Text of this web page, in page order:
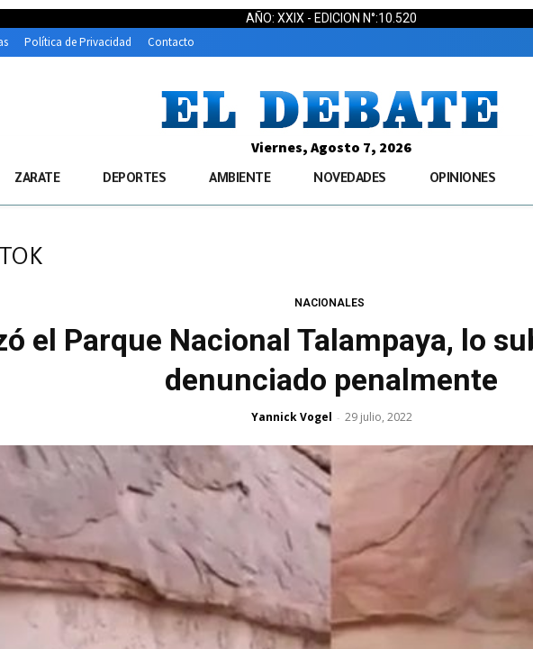
AÑO: XXIX - EDICION N°:10.520
Política de Privacidad Contacto
Viernes, Agosto 7, 2026
ZARATE DEPORTES AMBIENTE NOVEDADES OPINIONES
NACIONALES
el Parque Nacional Talampaya, lo
denunciado penalmente
Yannick Vogel - 29 julio, 2022